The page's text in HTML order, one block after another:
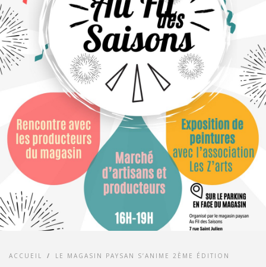
ACCUEIL / LE MAGASIN PAYSAN S’ANIME 2ÈME ÉDITION